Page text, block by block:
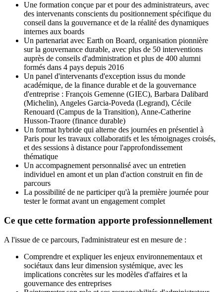
Une formation conçue par et pour des administrateurs, avec
des intervenants conscients du positionnement spécifique du
conseil dans la gouvernance et de la réalité des dynamiques
internes aux boards
Un partenariat avec Earth on Board, organisation pionnière
sur la gouvernance durable, avec plus de 50 interventions
auprès de conseils d'administration et plus de 400 alumni
formés dans 4 pays depuis 2016
Un panel d'intervenants d'exception issus du monde
académique, de la finance durable et de la gouvernance
d'entreprise : François Gemenne (GIEC), Barbara Dalibard
(Michelin), Angeles Garcia-Poveda (Legrand), Cécile
Renouard (Campus de la Transition), Anne-Catherine
Husson-Traore (finance durable)
Un format hybride qui alterne des journées en présentiel à
Paris pour les travaux collaboratifs et les témoignages croisés,
et des sessions à distance pour l'approfondissement
thématique
Un accompagnement personnalisé avec un entretien
individuel en amont et un plan d'action construit en fin de
parcours
La possibilité de ne participer qu'à la première journée pour
tester le format avant un engagement complet
Ce que cette formation apporte professionnellement
A l'issue de ce parcours, l'administrateur est en mesure de :
Comprendre et expliquer les enjeux environnementaux et
sociétaux dans leur dimension systémique, avec les
implications concrètes sur les modèles d'affaires et la
gouvernance des entreprises